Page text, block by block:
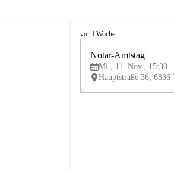
V
vor 1 Woche
Notar-Amtstag
Mi., 11. Nov., 15:30